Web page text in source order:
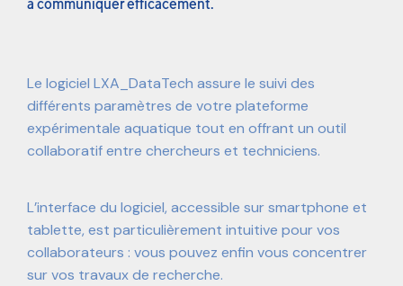
à communiquer efficacement.
Le logiciel LXA_DataTech assure le suivi des
différents paramètres de votre plateforme
expérimentale aquatique tout en offrant un outil
collaboratif entre chercheurs et techniciens.
L’interface du logiciel, accessible sur smartphone et
tablette, est particulièrement intuitive pour vos
collaborateurs : vous pouvez enfin vous concentrer
sur vos travaux de recherche.